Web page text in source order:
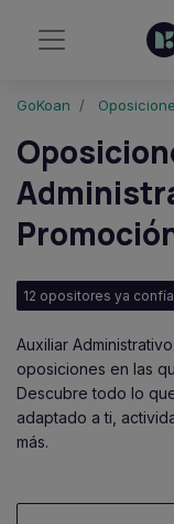
GoKoan
12 opositores ya
Auxiliar
oposiciones en las
Descubre todo lo
adaptado a ti,
más.